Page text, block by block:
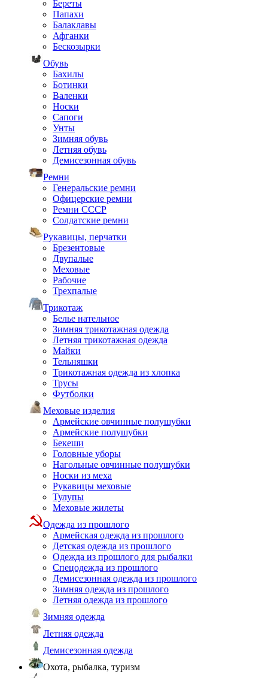
Береты
Папахи
Балаклавы
Афганки
Бескозырки
Обувь
Бахилы
Ботинки
Валенки
Носки
Сапоги
Унты
Зимняя обувь
Летняя обувь
Демисезонная обувь
Ремни
Генеральские ремни
Офицерские ремни
Ремни СССР
Солдатские ремни
Рукавицы, перчатки
Брезентовые
Двупалые
Меховые
Рабочие
Трехпалые
Трикотаж
Белье нательное
Зимняя трикотажная одежда
Летняя трикотажная одежда
Майки
Тельняшки
Трикотажная одежда из хлопка
Трусы
Футболки
Меховые изделия
Армейские овчинные полушубки
Армейские полушубки
Бекеши
Головные уборы
Нагольные овчинные полушубки
Носки из меха
Рукавицы меховые
Тулупы
Меховые жилеты
Одежда из прошлого
Армейская одежда из прошлого
Детская одежда из прошлого
Одежда из прошлого для рыбалки
Спецодежда из прошлого
Демисезонная одежда из прошлого
Зимняя одежда из прошлого
Летняя одежда из прошлого
Зимняя одежда
Летняя одежда
Демисезонная одежда
Охота, рыбалка, туризм